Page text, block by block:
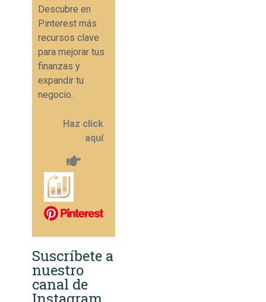
Descubre en
Pinterest más
recursos clave
para mejorar tus
finanzas y
expandir tu
negocio.
Haz click
aquí
Suscríbete a
nuestro
canal de
Instagram